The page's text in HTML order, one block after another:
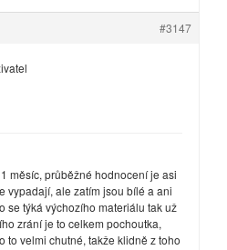
#3147
měsíc, průběžné hodnocení je asi
vypadají, ale zatím jsou bílé a ani
se týká výchozího materiálu tak už
zrání je to celkem pochoutka,
to velmi chutné, takže klidně z toho